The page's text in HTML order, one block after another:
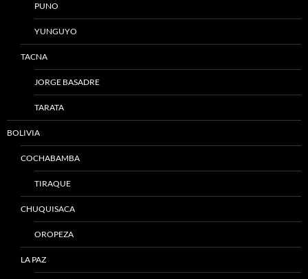
PUNO
YUNGUYO
TACNA
JORGE BASADRE
TARATA
BOLIVIA
COCHABAMBA
TIRAQUE
CHUQUISACA
OROPEZA
LA PAZ